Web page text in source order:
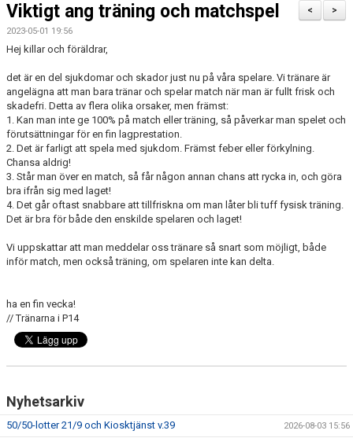
DOKUMENT
KONTAKT
>
<
Viktigt ang träning och matchspel
2023-05-01 19:56
Hej killar och föräldrar,
det är en del sjukdomar och skador just nu på våra spelare. Vi tränare är
angelägna att man bara tränar och spelar match när man är fullt frisk och
skadefri. Detta av flera olika orsaker, men främst:
1. Kan man inte ge 100% på match eller träning, så påverkar man spelet och
förutsättningar för en fin lagprestation.
2. Det är farligt att spela med sjukdom. Främst feber eller förkylning.
Chansa aldrig!
3. Står man över en match, så får någon annan chans att rycka in, och göra
bra ifrån sig med laget!
4. Det går oftast snabbare att tillfriskna om man låter bli tuff fysisk träning.
Det är bra för både den enskilde spelaren och laget!
Vi uppskattar att man meddelar oss tränare så snart som möjligt, både
inför match, men också träning, om spelaren inte kan delta.
ha en fin vecka!
// Tränarna i P14
Nyhetsarkiv
50/50-lotter 21/9 och Kiosktjänst v.39 2026-08-03 15:56